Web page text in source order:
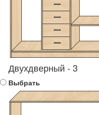
Двухдверный - 3
Выбрать